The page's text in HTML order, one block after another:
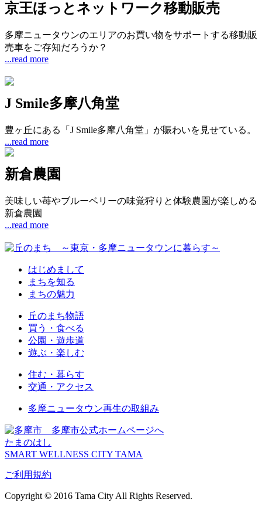
京王ほっとネットワーク移動販売
多摩ニュータウンのエリアのお買い物をサポートする移動販
売車をご存知だろうか？
...read more
J Smile多摩八角堂
豊ヶ丘にある「J Smile多摩八角堂」が賑わいを見せている。
...read more
新倉農園
美味しい苺やブルーベリーの味覚狩りと体験農園が楽しめる
新倉農園
...read more
はじめまして
まちを知る
まちの魅力
丘のまち物語
買う・食べる
公園・遊歩道
遊ぶ・楽しむ
住む・暮らす
交通・アクセス
多摩ニュータウン再生の取組み
多摩市公式ホームページへ
たまのはし
SMART WELLNESS CITY TAMA
ご利用規約
Copyright © 2016 Tama City All Rights Reserved.